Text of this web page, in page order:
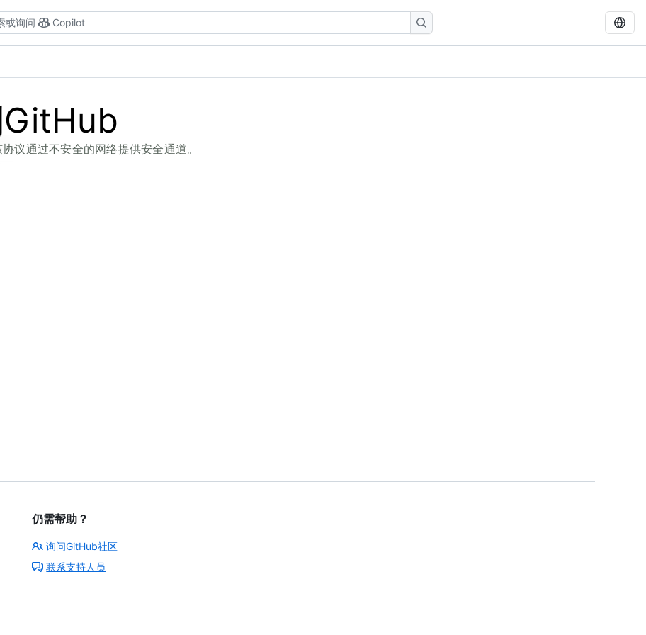
或询问 Copilot
议通过不安全的网络提供安全通道。
仍需帮助？
询问GitHub社区
联系支持人员